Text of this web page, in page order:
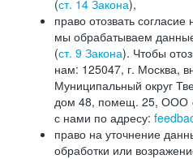
(ст. 14 Закона),
право отозвать согласие
мы обрабатываем
(ст. 9 Закона). Чтобы
нам: 125047, г. Москва,
Муниципальный округ
дом 48, помещ. 25, ООО
с нами по адресу:
право на уточнение
обработки или